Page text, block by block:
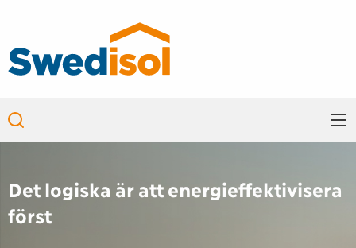
Main
navigation
Det logiska är att energieffektivisera
först